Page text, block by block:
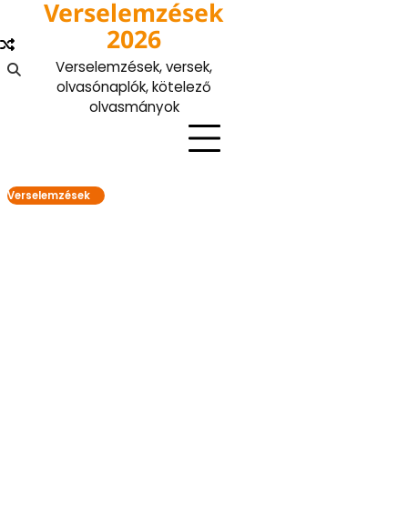
content
Verselemzések
2026
Verselemzések, versek,
olvasónaplók, kötelező
olvasmányok
Verselemzések